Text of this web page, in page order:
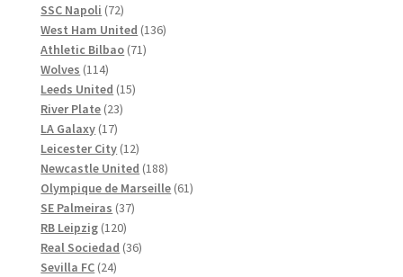
SSC Napoli 7272
produkter
West Ham United 136136
Athletic Bilbao 7171
Wolves 114114
produkter
Leeds United 1515
River Plate 2323
LA Galaxy 1717
produkter
Leicester City 1212
produkter
Newcastle United 188188
produkter
Olympique de Marseille 6161
SE Palmeiras 3737
RB Leipzig 120120
produkter
Real Sociedad 3636
Sevilla FC 2424